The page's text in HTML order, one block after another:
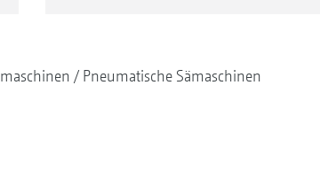
Pneumatische Sämaschinen